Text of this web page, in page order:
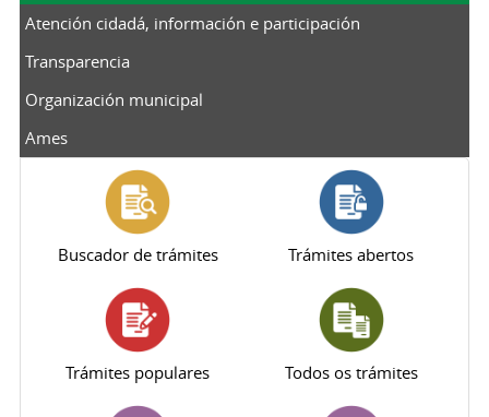
Atención cidadá, información e participación
Transparencia
Organización municipal
Ames
Buscador de trámites Trámites abertos
Trámites populares Todos os trámites